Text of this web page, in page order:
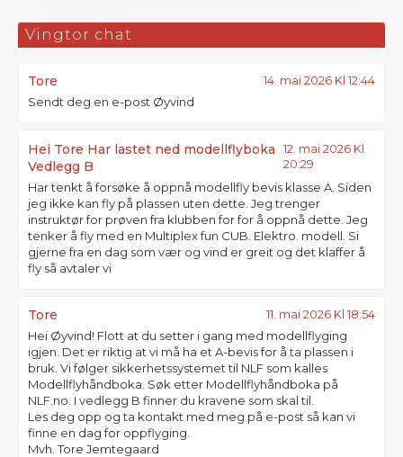
Vingtor chat
Tore 14. mai 2026 Kl 12:44
Sendt deg en e-post Øyvind
Hei Tore Har lastet ned modellflyboka
Vedlegg B
12. mai 2026 Kl
20:29
Har tenkt å forsøke å oppnå modellfly bevis klasse A. Siden
jeg ikke kan fly på plassen uten dette. Jeg trenger
instruktør for prøven fra klubben for for å oppnå dette. Jeg
tenker å fly med en Multiplex fun CUB. Elektro. modell. Si
gjerne fra en dag som vær og vind er greit og det klaffer å
fly så avtaler vi
Tore 11. mai 2026 Kl 18:54
Hei Øyvind! Flott at du setter i gang med modellflyging
igjen. Det er riktig at vi må ha et A-bevis for å ta plassen i
bruk. Vi følger sikkerhetssystemet til NLF som kalles
Modellflyhåndboka. Søk etter Modellflyhåndboka på
NLF.no. I vedlegg B finner du kravene som skal til.
Les deg opp og ta kontakt med meg på e-post så kan vi
finne en dag for oppflyging.
Mvh. Tore Jemtegaard